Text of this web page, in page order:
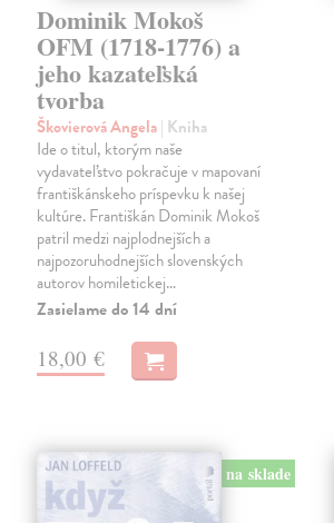
Dominik Mokoš
OFM (1718-1776) a
jeho kazateľská
tvorba
Škovierová Angela| Kniha
Ide o titul, ktorým naše
vydavateľstvo pokračuje v mapovaní
františkánskeho príspevku k našej
kultúre. Františkán Dominik Mokoš
patril medzi najplodnejších a
najpozoruhodnejších slovenských
autorov homiletickej…
Zasielame do 14 dní
18,00 €
na sklade